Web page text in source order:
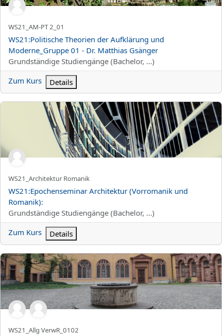
Kurzer Kursname
WS21_AM-PT 2_01
Kursname
WS21:Politische Theorien der Aufklärung und
Moderne_Gruppe 01 - Dr. Matthias Gsänger
Kursbereich
Grundständige Studiengänge (Bachelor, ...)
Zum Kurs
Details
WS21:Epochenseminar Architektur (Vorromanik und Romanik):
Kurzer Kursname
WS21_Architektur Romanik
Kursname
WS21:Epochenseminar Architektur (Vorromanik und
Romanik):
Kursbereich
Grundständige Studiengänge (Bachelor, ...)
Zum Kurs
Details
WS21:Grundkurs Öffentliches Recht III (Allgemeines
Kurzer Kursname
WS21_Allg VerwR_0102